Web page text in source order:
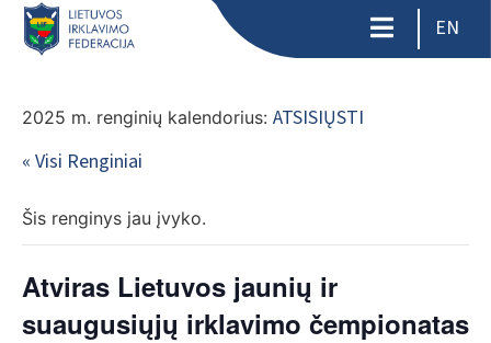
EN
2025 m. renginių kalendorius: ATSISIŲSTI
« Visi Renginiai
Šis renginys jau įvyko.
Atviras Lietuvos jaunių ir
suaugusiųjų irklavimo čempionatas